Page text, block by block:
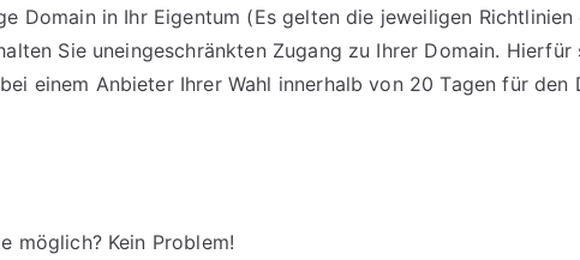
Domain in Ihr Eigentum (Es gelten die jeweiligen
Sie uneingeschränkten Zugang zu Ihrer Domain.
einem Anbieter Ihrer Wahl innerhalb von 20 Tagen für den
möglich? Kein Problem!